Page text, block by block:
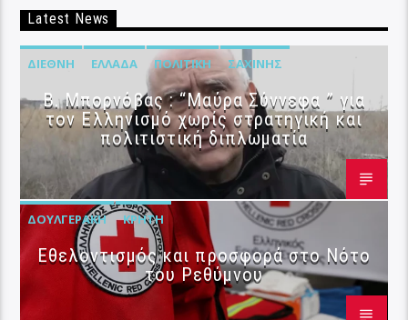
Latest News
ΔΙΕΘΝΉ ΕΛΛΆΔΑ ΠΟΛΙΤΙΚΉ ΣΑΧΊΝΗΣ
B. Μπορνόβας : “Μαύρα Σύννεφα ” για
τον Ελληνισμό χωρίς στρατηγική και
πολιτιστική διπλωματία
ΔΟΥΛΓΕΡΆΚΗ ΚΡΉΤΗ
Εθελοντισμός και προσφορά στο Νότο
του Ρεθύμνου